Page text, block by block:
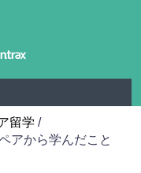
留学 /
アから学んだこと